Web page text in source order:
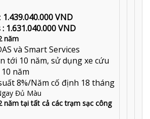
1.439.040.000 VND
1.631.040.000 VND
năm
và Smart Services
tới 10 năm, sử dụng xe cứu
năm
8%/Năm cố định 18 tháng
Đủ Màu
năm tại tất cả các trạm sạc công